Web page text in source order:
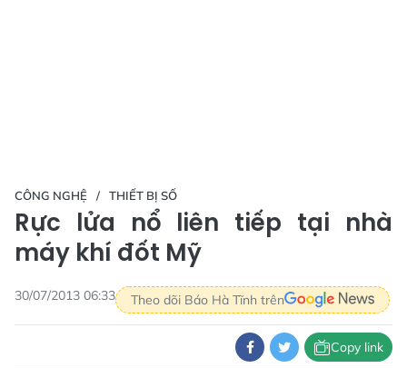
CÔNG NGHỆ THIẾT BỊ SỐ
Rực lửa nổ liên tiếp tại nhà
máy khí đốt Mỹ
30/07/2013 06:33 Theo dõi Báo Hà Tĩnh trên
Copy link